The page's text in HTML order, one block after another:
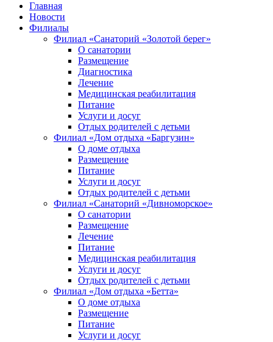
Главная
Новости
Филиалы
Филиал «Санаторий «Золотой берег»
О санатории
Размещение
Диагностика
Лечение
Медицинская реабилитация
Питание
Услуги и досуг
Отдых родителей с детьми
Филиал «Дом отдыха «Баргузин»
О доме отдыха
Размещение
Питание
Услуги и досуг
Отдых родителей с детьми
Филиал «Санаторий «Дивноморское»
О санатории
Размещение
Лечение
Питание
Медицинская реабилитация
Услуги и досуг
Отдых родителей с детьми
Филиал «Дом отдыха «Бетта»
О доме отдыха
Размещение
Питание
Услуги и досуг